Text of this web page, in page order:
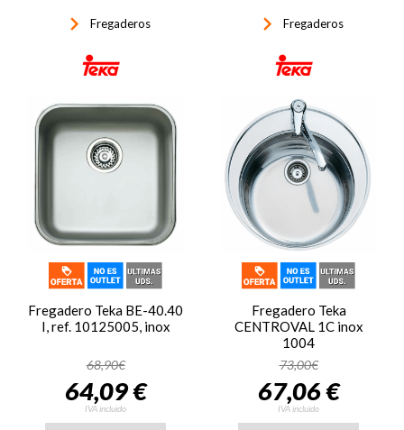
keyboard_arrow_right Fregaderos keyboard_arrow_right Fregaderos
Fregadero Teka BE-40.40
I, ref. 10125005, inox
68,90€
64,09 €
IVA incluido
Fregadero Teka
CENTROVAL 1C inox
1004
73,00€
67,06 €
IVA incluido